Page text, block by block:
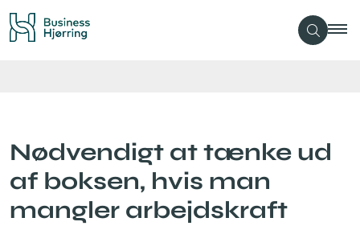
Nødvendigt at tænke ud
af boksen, hvis man
mangler arbejdskraft